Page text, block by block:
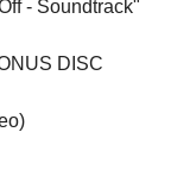
- Soundtrack"
DISC